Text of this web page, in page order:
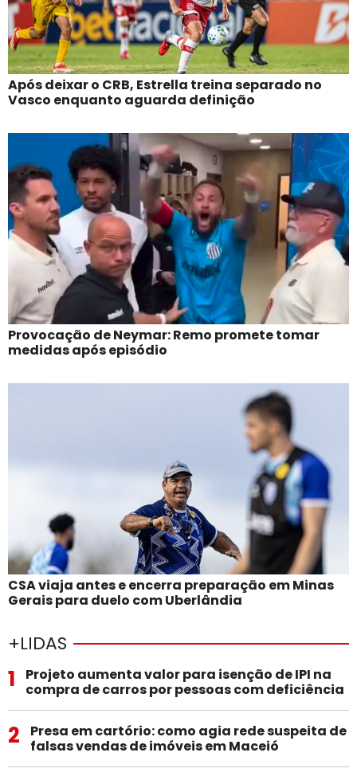
Após deixar o CRB, Estrella treina separado no
Vasco enquanto aguarda definição
Provocação de Neymar: Remo promete tomar
medidas após episódio
CSA viaja antes e encerra preparação em Minas
Gerais para duelo com Uberlândia
+LIDAS
1
Projeto aumenta valor para isenção de IPI na
compra de carros por pessoas com deficiência
2
Presa em cartório: como agia rede suspeita de
falsas vendas de imóveis em Maceió